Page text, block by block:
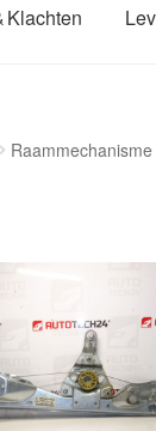
Klachten